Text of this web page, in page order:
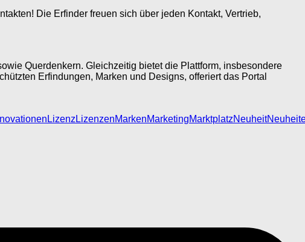
Die Erfinder freuen sich über jeden Kontakt, Vertrieb,
Querdenkern. Gleichzeitig bietet die Plattform, insbesondere
Erfindungen, Marken und Designs, offeriert das Portal
Lizenz LizenzenMarkenMarketingMarktplatzNeuheit